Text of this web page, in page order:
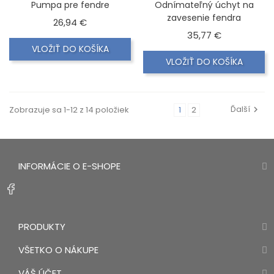
Model 33.208.05 (260mm)
Úchyt na upevnenie košíkov
Pumpa pre fendre
26,94 €Cena
VLOŽIŤ DO KOŠÍKA
Odnímateľný úchyt na
zavesenie fendra
35,77 €Cena
VLOŽIŤ DO KOŠÍKA
Zobrazuje sa 1-12 z 14 položiek 1 2 Ďalší
INFORMÁCIE O E-SHOPE
PRODUKTY
VŠETKO O NÁKUPE